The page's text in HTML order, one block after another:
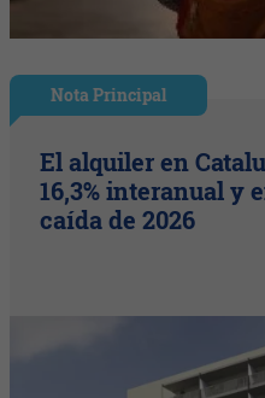
Nota Principal
El alquiler en
16,3% interanual y
caída de 2026